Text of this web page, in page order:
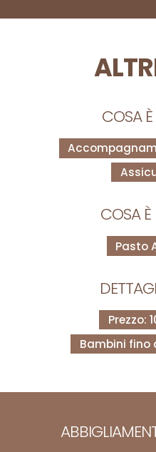
COSA
COSA È
Pasto
Prezzo:
Bambini fino